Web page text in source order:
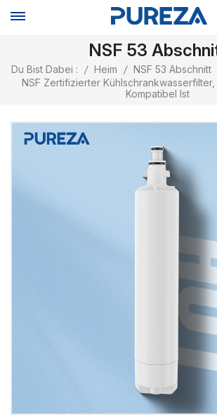
NSF 53
Du Bist Dabei : / Heim / NSF 53 Abschnitt
NSF Zertifizierter Kühlschrankwasserfilter,
Kompatibel Ist